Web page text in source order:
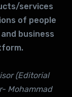
services
of people
business
(Editorial
Mohammad